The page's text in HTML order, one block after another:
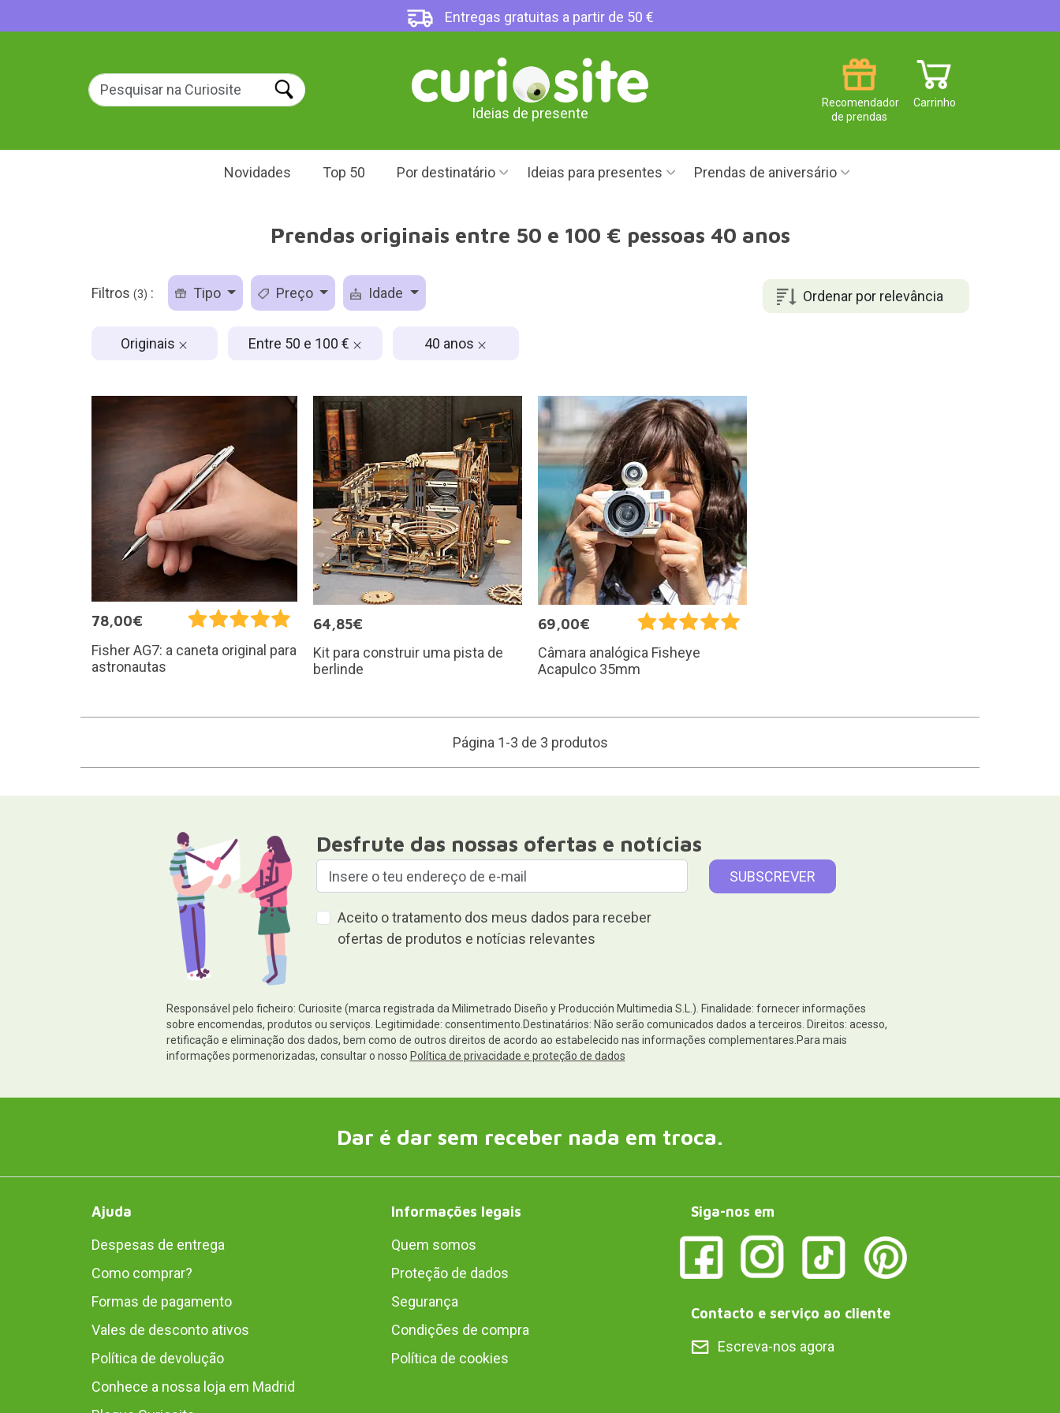
Entregas gratuitas a partir de 50 €
Ideias de presente
Carrinho
Recomendador
de prendas
Novidades Top 50 Por destinatário Ideias para presentes Prendas de aniversário
Prendas originais entre 50 e 100 € pessoas 40 anos
Ordenar por relevância
Filtros (3) : Tipo Preço Idade
Originais Entre 50 e 100 € 40 anos
78,00€
Fisher AG7: a caneta original para
astronautas
64,85€
Kit para construir uma pista de
berlinde
69,00€
Câmara analógica Fisheye
Acapulco 35mm
Página 1-3 de 3 produtos
Desfrute das nossas ofertas e notícias
Aceito o tratamento dos meus dados para receber
ofertas de produtos e notícias relevantes
Responsável pelo ficheiro: Curiosite (marca registrada da Milimetrado Diseño y Producción Multimedia S.L.). Finalidade: fornecer informações
sobre encomendas, produtos ou serviços. Legitimidade: consentimento.Destinatários: Não serão comunicados dados a terceiros. Direitos: acesso,
retificação e eliminação dos dados, bem como de outros direitos de acordo ao estabelecido nas informações complementares.Para mais
informações pormenorizadas, consultar o nosso Política de privacidade e proteção de dados
Dar é dar sem receber nada em troca.
Ajuda
Despesas de entrega
Como comprar?
Formas de pagamento
Vales de desconto ativos
Política de devolução
Conhece a nossa loja em Madrid
Informações legais
Quem somos
Proteção de dados
Segurança
Condições de compra
Política de cookies
Siga-nos em
Contacto e serviço ao cliente
Escreva-nos agora